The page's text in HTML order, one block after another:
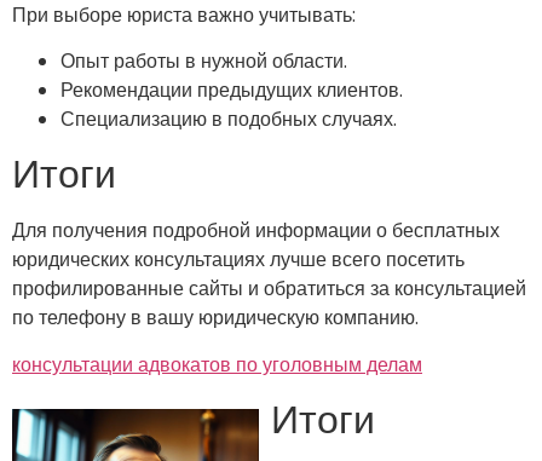
При выборе юриста важно учитывать:
Опыт работы в нужной области.
Рекомендации предыдущих клиентов.
Специализацию в подобных случаях.
Итоги
Для получения подробной информации о бесплатных
юридических консультациях лучше всего посетить
профилированные сайты и обратиться за консультацией
по телефону в вашу юридическую компанию.
консультации адвокатов по уголовным делам
Итоги